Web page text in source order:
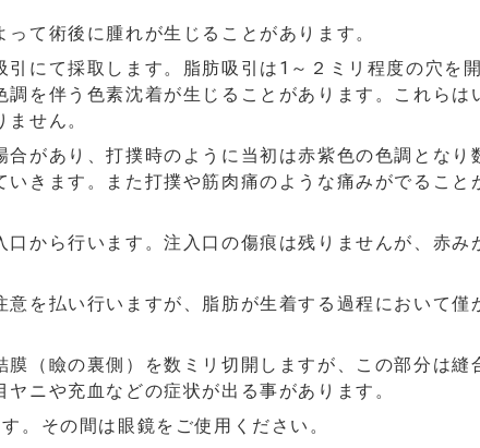
て術後に腫れが生じることがあります。
にて採取します。脂肪吸引は1～２ミリ程度の穴を
を伴う色素沈着が生じることがあります。これらは
せん。
があり、打撲時のように当初は赤紫色の色調となり
きます。また打撲や筋肉痛のような痛みがでること
から行います。注入口の傷痕は残りませんが、赤み
を払い行いますが、脂肪が生着する過程において僅
（瞼の裏側）を数ミリ切開しますが、この部分は縫
ニや充血などの症状が出る事があります。
。その間は眼鏡をご使用ください。